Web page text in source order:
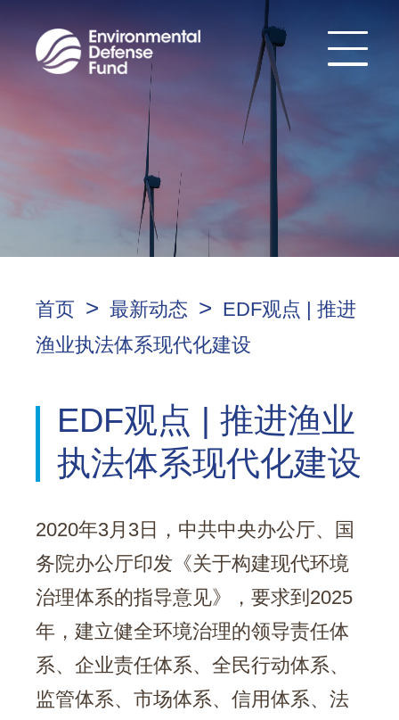
首页 > 最新动态 > EDF观点 | 推进
渔业执法体系现代化建设
EDF观点 | 推进渔业
执法体系现代化建设
2020年3月3日，中共中央办公厅、国
务院办公厅印发《关于构建现代环境
治理体系的指导意见》，要求到2025
年，建立健全环境治理的领导责任体
系、企业责任体系、全民行动体系、
监管体系、市场体系、信用体系、法